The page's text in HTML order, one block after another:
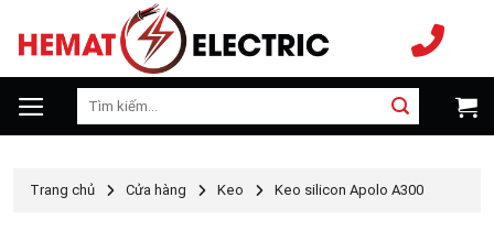
đến
dung
Tìm
Trang chủ Cửa hàng Keo Keo silicon Apolo A300